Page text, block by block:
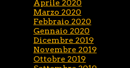
Aprile 2020
Marzo 2020
Febbraio 2020
Gennaio 2020
Dicembre 2019
Novembre 2019
Ottobre 2019